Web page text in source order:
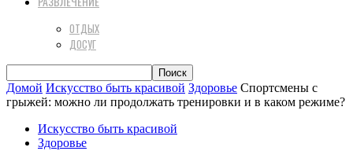
ОТДЫХ
ДОСУГ
Домой Искусство быть красивой Здоровье Спортсмены с
грыжей: можно ли продолжать тренировки и в каком режиме?
Искусство быть красивой
Здоровье